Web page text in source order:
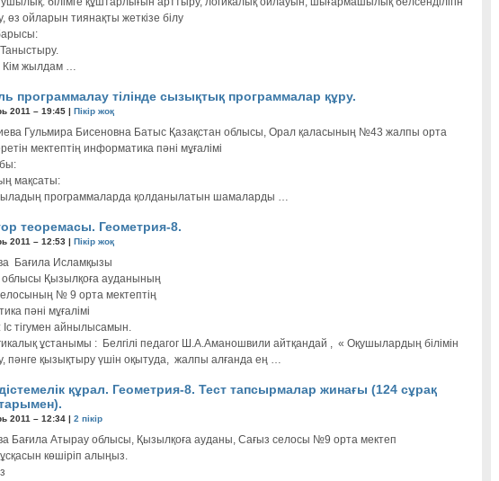
өз ойларын тиянақты жеткізе білу
Таныстыру.
Кім жылдам …
программалау тілінде сызықтық программалар құру.
2011 – 19:45 | Пікір жоқ
Гульмира Бисеновна Батыс Қазақстан облысы, Орал қаласының №43 жалпы орта
мектептің информатика пәні мұғалімі
мақсаты:
программаларда қолданылатын шамаларды …
теоремасы. Геометрия-8.
2011 – 12:53 | Пікір жоқ
Бағила Исламқызы
Қызылқоға ауданының
№ 9 орта мектептің
пәні мұғалімі
Іс тігумен айнылысамын.
ұстанымы : Белгілі педагог Ш.А.Аманошвили айтқандай , « Оқушылардың білімін
пәнге қызықтыру үшін оқытуда, жалпы алғанда ең …
құрал. Геометрия-8. Тест тапсырмалар жинағы (124 сұрақ
2011 – 12:34 | 2 пікір
Бағила Атырау облысы, Қызылқоға ауданы, Сағыз селосы №9 орта мектеп
көшіріп алыңыз.